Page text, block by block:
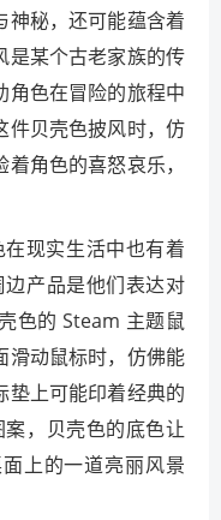
神秘，还可能蕴含着
是某个古老家族的传
角色在冒险的旅程中
件贝壳色披风时，仿
角色的喜怒哀乐，
现实生活中也有着
产品是他们表达对
色的 Steam 主题鼠
滑动鼠标时，仿佛能
垫上可能印着经典的
，贝壳色的底色让
上的一道亮丽风景